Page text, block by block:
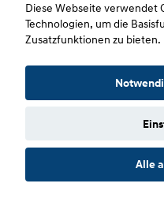
Copyright ©
Datenschutz
Diese Webseite verwendet
Technologien, um die
Zusatzfunktionen zu bieten.
Alle